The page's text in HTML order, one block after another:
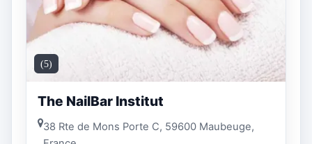
(5)
The NailBar Institut
38 Rte de Mons Porte C, 59600 Maubeuge,